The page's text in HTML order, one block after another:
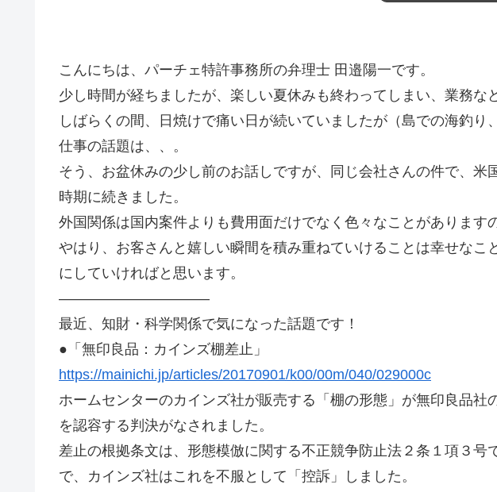
こんにちは、パーチェ特許事務所の弁理士 田邉陽一です。
少し時間が経ちましたが、楽しい夏休みも終わってしまい、業務な
しばらくの間、日焼けで痛い日が続いていましたが（島での海釣
仕事の話題は、、。
そう、お盆休みの少し前のお話しですが、同じ会社さんの件で、
時期に続きました。
外国関係は国内案件よりも費用面だけでなく色々なことがあります
やはり、お客さんと嬉しい瞬間を積み重ねていけることは幸せな
にしていければと思います。
——————————–
最近、知財・科学関係で気になった話題です！
●「無印良品：カインズ棚差止」
https://mainichi.jp/articles/20170901/k00/00m/040/029000c
ホームセンターのカインズ社が販売する「棚の形態」が無印良品
を認容する判決がなされました。
差止の根拠条文は、形態模倣に関する不正競争防止法２条１項３
で、カインズ社はこれを不服として「控訴」しました。